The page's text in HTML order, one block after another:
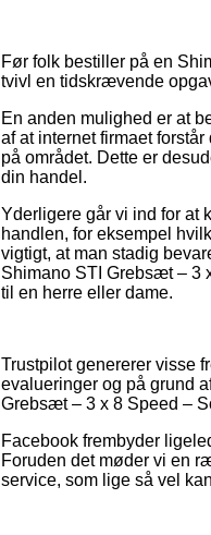
Før folk bestiller på en
tvivl en tidskrævende
En anden mulighed er at
af at internet firmaet
på området. Dette er
din handel.
Yderligere går vi ind for at
handlen, for eksempel
vigtigt, at man stadig
Shimano STI Grebsæt – 3
til en herre eller dame.
Trustpilot genererer visse
evalueringer og på grund
Grebsæt – 3 x 8 Speed –
Facebook frembyder
Foruden det møder vi en
service, som lige så vel